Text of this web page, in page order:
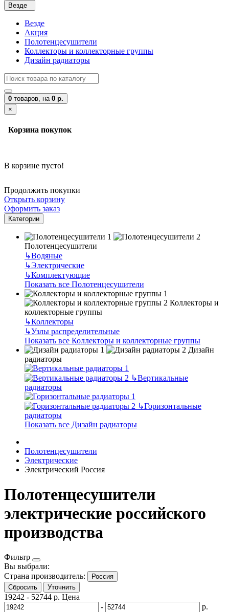
Везде
Везде
Акция
Полотенцесушители
Коллекторы и коллекторные группы
Дизайн радиаторы
0 товаров, на 0 р.
×
Корзина покупок
В корзине пусто!
Продолжить покупки
Открыть корзину
Оформить заказ
Категории
Полотенцесушители
↳Водяные
↳Электрические
↳Комплектующие
Показать все Полотенцесушители
Коллекторы и
коллекторные группы
↳Коллекторы
↳Узлы распределительные
Показать все Коллекторы и коллекторные группы
Дизайн
радиаторы
↳Вертикальные
радиаторы
↳Горизонтальные
радиаторы
Показать все Дизайн радиаторы
Полотенцесушители
Электрические
Электрический Россия
Полотенцесушители
электрические российского
производства
Фильтр
Вы выбрали:
Страна производитель:
Россия
Сбросить
Уточнить
19242 - 52744 р. Цена
-
р.